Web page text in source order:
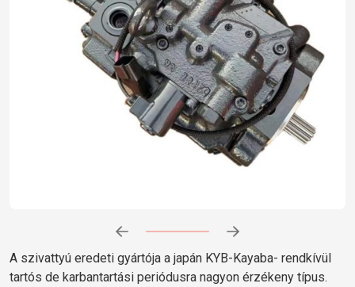
A szivattyú eredeti gyártója a japán KYB-Kayaba- rendkívül
tartós de karbantartási periódusra nagyon érzékeny típus.